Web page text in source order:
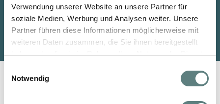
Verwendung unserer Website an unsere Partner für
soziale Medien, Werbung und Analysen weiter. Unsere
Partner führen diese Informationen möglicherweise mit
weiteren Daten zusammen, die Sie ihnen bereitgestellt
haben oder die sie im Rahmen Ihrer Nutzung der Dienste
Notwendig
Jetzt Ihren Platz reservieren
100% kostenfrei und unverbindlich